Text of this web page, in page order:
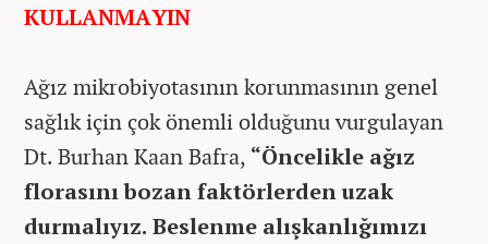
KULLANMAYIN
Ağız mikrobiyotasının korunmasının genel
sağlık için çok önemli olduğunu vurgulayan
Dt. Burhan Kaan Bafra, “Öncelikle ağız
florasını bozan faktörlerden uzak
durmalıyız. Beslenme alışkanlığımızı